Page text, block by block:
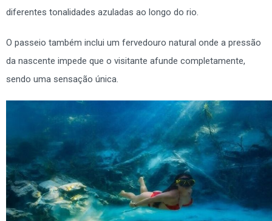
diferentes tonalidades azuladas ao longo do rio.
O passeio também inclui um fervedouro natural onde a pressão
da nascente impede que o visitante afunde completamente,
sendo uma sensação única.